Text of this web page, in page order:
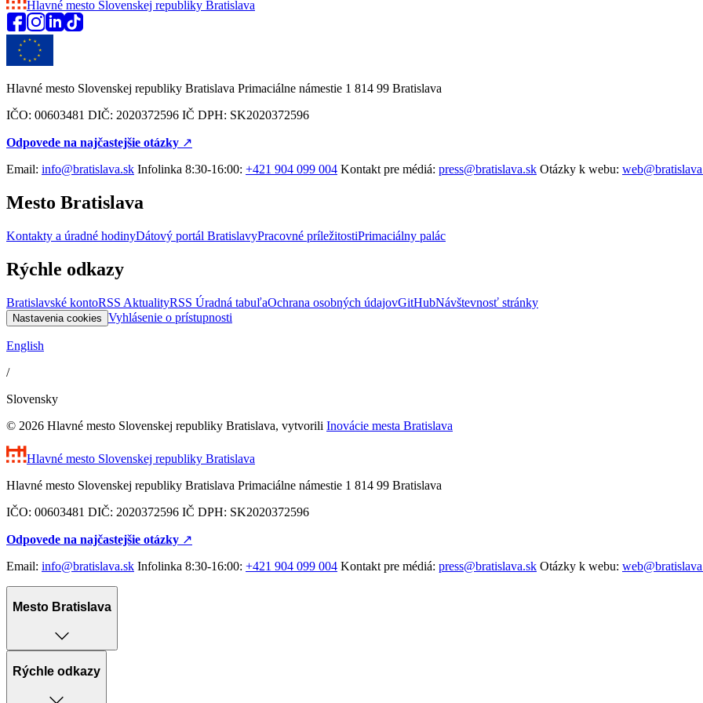
Hlavné mesto Slovenskej republiky Bratislava
Hlavné mesto Slovenskej republiky Bratislava Primaciálne námestie 1 814 99 Bratislava
IČO: 00603481 DIČ: 2020372596 IČ DPH: SK2020372596
Odpovede na najčastejšie otázky ↗︎
Email: info@bratislava.sk Infolinka 8:30-16:00: +421 904 099 004 Kontakt pre médiá: press@bratislava.sk Otázky k webu:
Mesto Bratislava
Kontakty a úradné hodinyDátový portál BratislavyPracovné príležitostiPrimaciálny palác
Rýchle odkazy
Bratislavské kontoRSS AktualityRSS Úradná tabuľaOchrana osobných údajovGitHubNávštevnosť stránky
Nastavenia cookies Vyhlásenie o prístupnosti
English
/
Slovensky
© 2026 Hlavné mesto Slovenskej republiky Bratislava, vytvorili Inovácie mesta Bratislava
Hlavné mesto Slovenskej republiky Bratislava
Hlavné mesto Slovenskej republiky Bratislava Primaciálne námestie 1 814 99 Bratislava
IČO: 00603481 DIČ: 2020372596 IČ DPH: SK2020372596
Odpovede na najčastejšie otázky ↗︎
Email: info@bratislava.sk Infolinka 8:30-16:00: +421 904 099 004 Kontakt pre médiá: press@bratislava.sk Otázky k webu:
Mesto Bratislava
Rýchle odkazy